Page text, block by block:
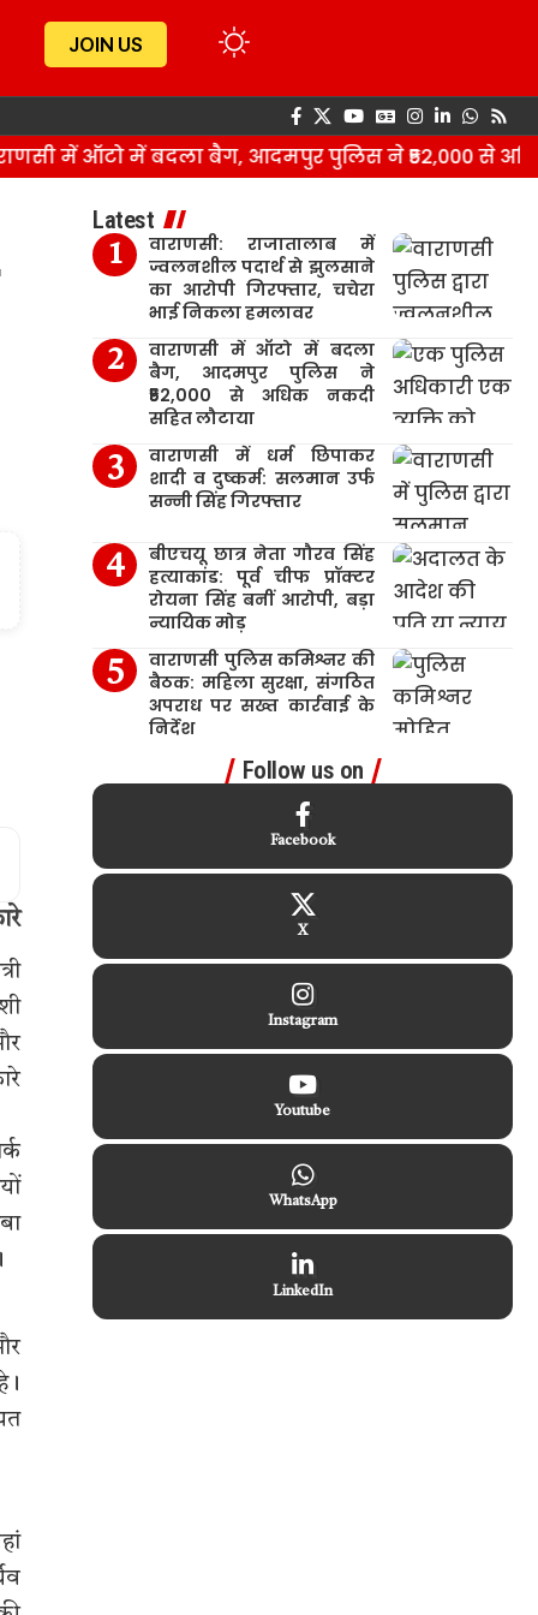
JOIN US
में ऑटो में बदला बैग, आदमपुर पुलिस ने ₹52,000 से अधिक
Latest
वाराणसी: राजातालाब में
ज्वलनशील पदार्थ से झुलसाने
का आरोपी गिरफ्तार, चचेरा
भाई निकला हमलावर
वाराणसी में ऑटो में बदला
बैग, आदमपुर पुलिस ने
₹52,000 से अधिक नकदी
सहित लौटाया
वाराणसी में धर्म छिपाकर
शादी व दुष्कर्म: सलमान उर्फ
सन्नी सिंह गिरफ्तार
बीएचयू छात्र नेता गौरव सिंह
हत्याकांड: पूर्व चीफ प्रॉक्टर
रोयना सिंह बनीं आरोपी, बड़ा
न्यायिक मोड़
वाराणसी पुलिस कमिश्नर की
बैठक: महिला सुरक्षा, संगठित
अपराध पर सख्त कार्रवाई के
निर्देश
Follow us on
Facebook
X
Instagram
Youtube
WhatsApp
LinkedIn